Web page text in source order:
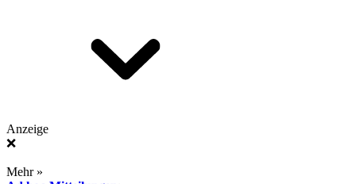
Anzeige
❌
Mehr »